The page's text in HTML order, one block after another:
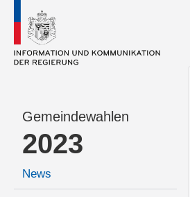
Gemeindewahlen
2023
News